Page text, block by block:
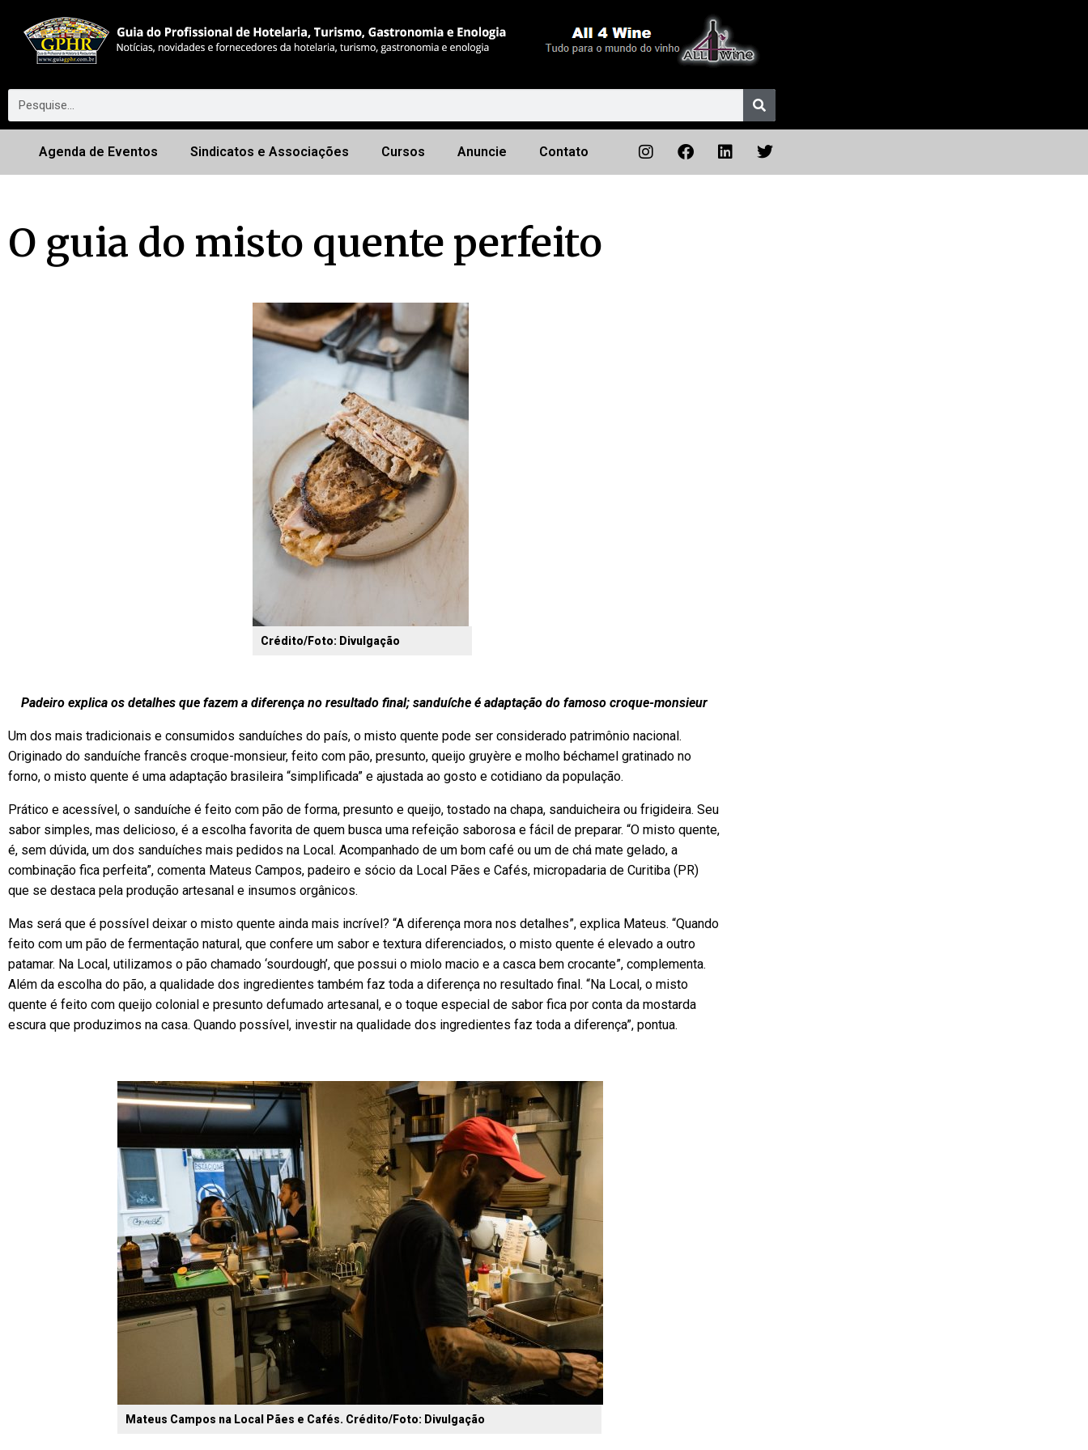
Agenda de Eventos Sindicatos e Associações Cursos Anuncie Contato
O guia do misto quente perfeito
Crédito/Foto: Divulgação
Padeiro explica os detalhes que fazem a diferença no resultado final; sanduíche é adaptação do famoso croque-monsieur
Um dos mais tradicionais e consumidos sanduíches do país, o misto quente pode ser considerado patrimônio nacional.
Originado do sanduíche francês croque-monsieur, feito com pão, presunto, queijo gruyère e molho béchamel gratinado no
forno, o misto quente é uma adaptação brasileira “simplificada” e ajustada ao gosto e cotidiano da população.
Prático e acessível, o sanduíche é feito com pão de forma, presunto e queijo, tostado na chapa, sanduicheira ou frigideira. Seu
sabor simples, mas delicioso, é a escolha favorita de quem busca uma refeição saborosa e fácil de preparar. “O misto quente,
é, sem dúvida, um dos sanduíches mais pedidos na Local. Acompanhado de um bom café ou um de chá mate gelado, a
combinação fica perfeita”, comenta Mateus Campos, padeiro e sócio da Local Pães e Cafés, micropadaria de Curitiba (PR)
que se destaca pela produção artesanal e insumos orgânicos.
Mas será que é possível deixar o misto quente ainda mais incrível? “A diferença mora nos detalhes”, explica Mateus. “Quando
feito com um pão de fermentação natural, que confere um sabor e textura diferenciados, o misto quente é elevado a outro
patamar. Na Local, utilizamos o pão chamado ‘sourdough’, que possui o miolo macio e a casca bem crocante”, complementa.
Além da escolha do pão, a qualidade dos ingredientes também faz toda a diferença no resultado final. “Na Local, o misto
quente é feito com queijo colonial e presunto defumado artesanal, e o toque especial de sabor fica por conta da mostarda
escura que produzimos na casa. Quando possível, investir na qualidade dos ingredientes faz toda a diferença”, pontua.
Mateus Campos na Local Pães e Cafés. Crédito/Foto: Divulgação